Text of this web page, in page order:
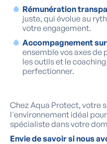
Rémunération
juste, qui évolue au
votre engagement.
Accompagnement
ensemble vos axes de
les outils et le
perfectionner.
Chez Aqua Protect, votre
l'environnement idéal
spécialiste dans votre
Envie de savoir si nous